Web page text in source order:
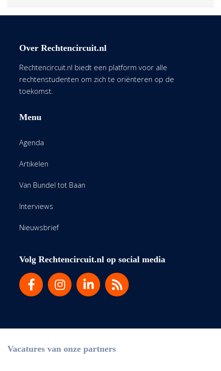
Over Rechtencircuit.nl
Rechtencircuit.nl biedt een platform voor alle
rechtenstudenten om zich te oriënteren op de
toekomst.
Menu
Agenda
Artikelen
Van Bundel tot Baan
Interviews
Nieuwsbrief
Volg Rechtencircuit.nl op social media
Vacatures van onze partners